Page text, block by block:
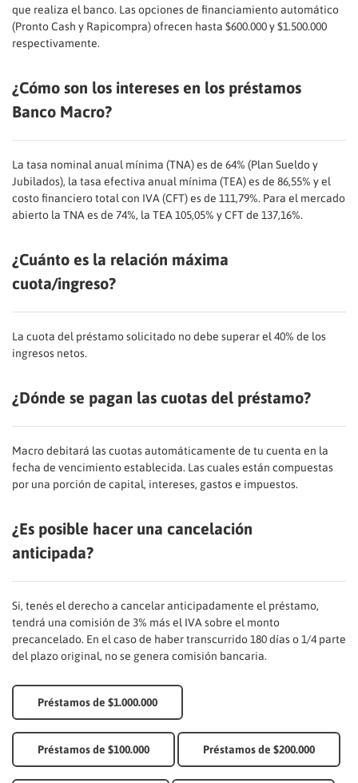
que realiza el banco. Las opciones de financiamiento automático
(Pronto Cash y Rapicompra) ofrecen hasta $600.000 y $1.500.000
respectivamente.
¿Cómo son los intereses en los préstamos
Banco Macro?
La tasa nominal anual mínima (TNA) es de 64% (Plan Sueldo y
Jubilados), la tasa efectiva anual mínima (TEA) es de 86,55% y el
costo financiero total con IVA (CFT) es de 111,79%. Para el mercado
abierto la TNA es de 74%, la TEA 105,05% y CFT de 137,16%.
¿Cuánto es la relación máxima
cuota/ingreso?
La cuota del préstamo solicitado no debe superar el 40% de los
ingresos netos.
¿Dónde se pagan las cuotas del préstamo?
Macro debitará las cuotas automáticamente de tu cuenta en la
fecha de vencimiento establecida. Las cuales están compuestas
por una porción de capital, intereses, gastos e impuestos.
¿Es posible hacer una cancelación
anticipada?
Si, tenés el derecho a cancelar anticipadamente el préstamo,
tendrá una comisión de 3% más el IVA sobre el monto
precancelado. En el caso de haber transcurrido 180 días o 1/4 parte
del plazo original, no se genera comisión bancaria.
Préstamos de $1.000.000
Préstamos de $100.000 Préstamos de $200.000